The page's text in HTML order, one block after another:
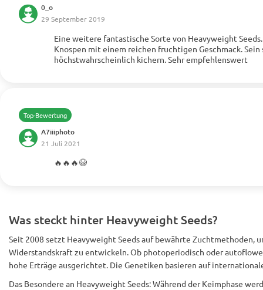
0_o
29 September 2019
Eine weitere fantastische Sorte von Heavyweight
Knospen mit einem reichen fruchtigen Geschmack.
höchstwahrscheinlich kichern. Sehr empfehlenswert
Mehr anzeigen
Top-Bewertung
A7iiiphoto
21 Juli 2021
🔥🔥🔥😭
Mehr anzeigen
Was steckt hinter Heavyweight Seeds?
Seit 2008 setzt Heavyweight Seeds auf bewährte Zuchtmethoden,
Widerstandskraft zu entwickeln. Ob photoperiodisch oder
hohe Erträge ausgerichtet. Die Genetiken basieren auf
Das Besondere an Heavyweight Seeds: Während der Keimphase